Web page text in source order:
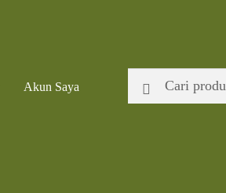
Akun Saya
untuk: